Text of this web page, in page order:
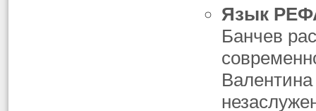
Язык
Банчев